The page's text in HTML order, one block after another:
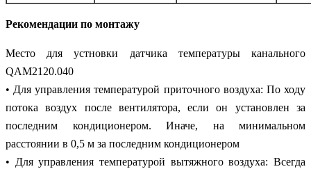
Рекомендации по монтажу
Место для устновки датчика температуры канального
QAM2120.040
• Для управления температурой приточного воздуха: По ходу
потока воздух после вентилятора, если он установлен за
последним кондиционером. Иначе, на минимальном
расстоянии в 0,5 м за последним кондиционером
• Для управления температурой вытяжного воздуха: Всегда